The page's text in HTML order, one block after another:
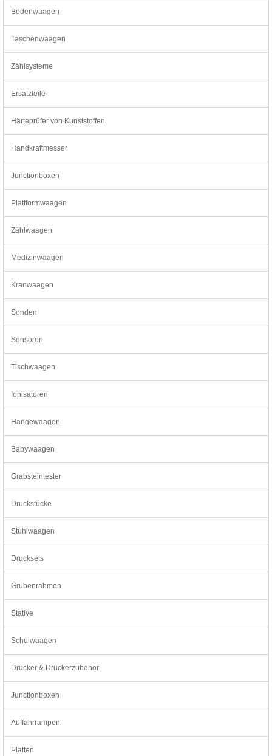
Bodenwaagen
Taschenwaagen
Zählsysteme
Ersatzteile
Härteprüfer von Kunststoffen
Handkraftmesser
Junctionboxen
Plattformwaagen
Zählwaagen
Medizinwaagen
Kranwaagen
Sonden
Sensoren
Tischwaagen
Ionisatoren
Hängewaagen
Babywaagen
Grabsteintester
Druckstücke
Stuhlwaagen
Drucksets
Grubenrahmen
Stative
Schulwaagen
Drucker & Druckerzubehör
Junctionboxen
Auffahrrampen
Platten